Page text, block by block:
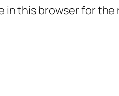
in this browser for